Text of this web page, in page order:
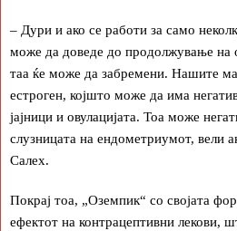
– Дури и ако се работи за само
може да доведе до продолжување на
таа ќе може да забремени. Нашите
естроген, којшто може да има
јајници и овулацијата. Тоа може
слузницата на ендометриумот, вели
Салех.
Покрај тоа, „Оземпик“ со својата
ефектот на контрацептивни лекови,